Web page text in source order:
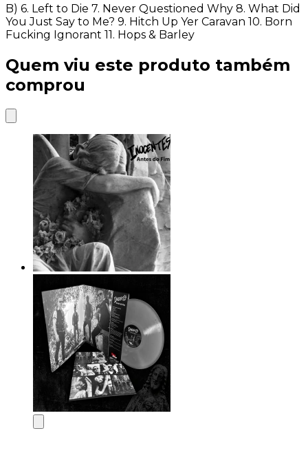
B) 6. Left to Die 7. Never Questioned Why 8. What Did
You Just Say to Me? 9. Hitch Up Yer Caravan 10. Born
Fucking Ignorant 11. Hops & Barley
Quem viu este produto também
comprou